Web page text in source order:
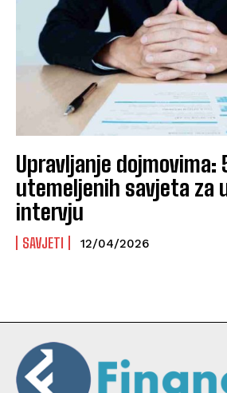
Upravljanje dojmovima:
utemeljenih savjeta za
intervju
SAVJETI 12/04/2026